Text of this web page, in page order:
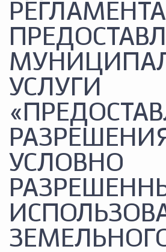
РЕГЛАМЕНТА
УСЛУГИ
УСЛОВНО